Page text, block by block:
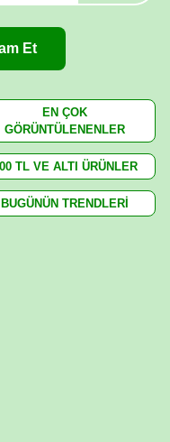
Et
EN ÇOK
GÖRÜNTÜLENENLER
TL VE ALTI ÜRÜNLER
BUGÜNÜN TRENDLERİ